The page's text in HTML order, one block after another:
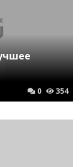
0 354